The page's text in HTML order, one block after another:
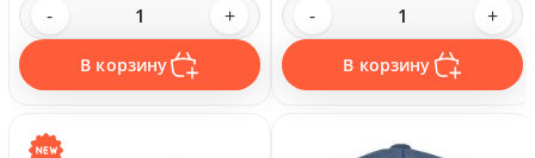
- +
В корзину
- +
В корзину